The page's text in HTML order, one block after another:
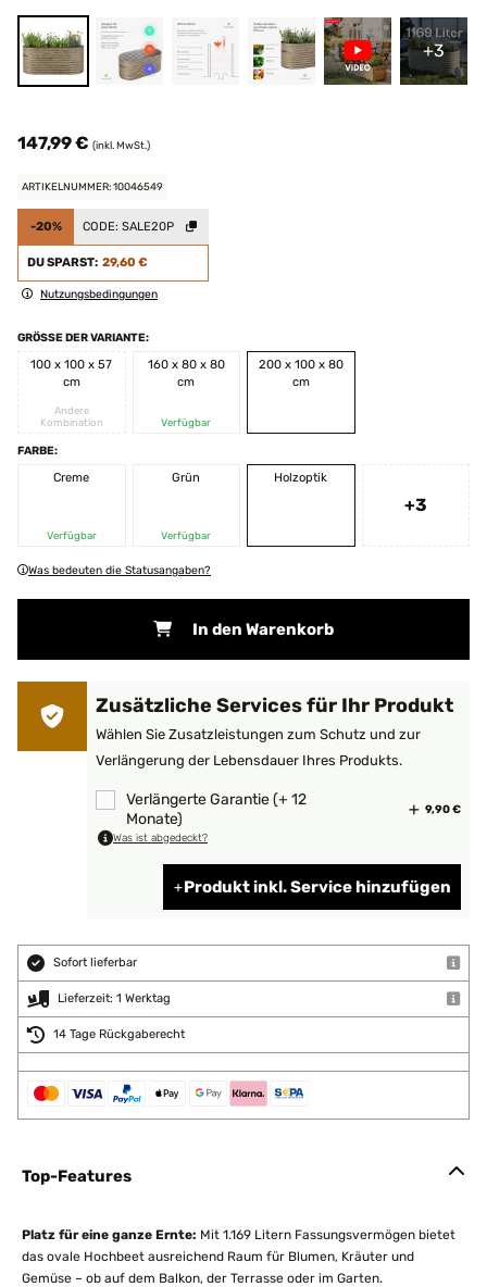
+3
147,99 € (inkl. MwSt.)
ARTIKELNUMMER: 10046549
-20% CODE: SALE20P
DU SPARST: 29,60 €
Nutzungsbedingungen
GRÖSSE DER VARIANTE:
100 x 100 x 57
cm
Andere
Kombination
160 x 80 x 80
cm
Verfügbar
200 x 100 x 80
cm
FARBE:
Creme
Verfügbar
Grün
Verfügbar
Holzoptik
+3
Was bedeuten die Statusangaben?
In den Warenkorb
Zusätzliche Services für Ihr Produkt
Wählen Sie Zusatzleistungen zum Schutz und zur
Verlängerung der Lebensdauer Ihres Produkts.
Verlängerte Garantie (+ 12
Monate)
9,90 €
Was ist abgedeckt?
Produkt inkl. Service hinzufügen
Sofort lieferbar
Lieferzeit: 1 Werktag
14 Tage Rückgaberecht
Top-Features
Platz für eine ganze Ernte: Mit 1.169 Litern Fassungsvermögen bietet
das ovale Hochbeet ausreichend Raum für Blumen, Kräuter und
Gemüse – ob auf dem Balkon, der Terrasse oder im Garten.